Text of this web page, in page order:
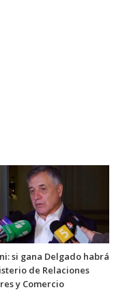
si gana Delgado habrá
de Relaciones
y Comercio